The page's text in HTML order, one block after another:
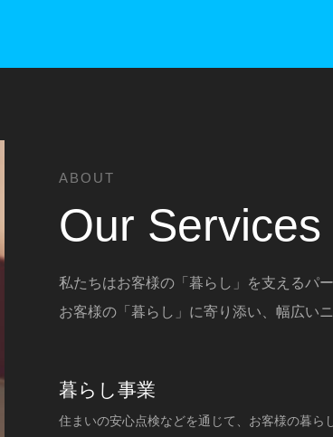
ABOUT
Our Services
私たちはお客様の「暮らし」を支えるパ
お客様の「暮らし」に寄り添い、幅広い
暮らし事業
住まいの安心点検などを通じて、お客様の暮ら